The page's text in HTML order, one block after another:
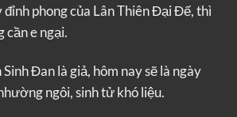
phong của Lân Thiên Đại Đế, thì
cần e ngại.
Đan là giả, hôm nay sẽ là ngày
ngôi, sinh tử khó liệu.